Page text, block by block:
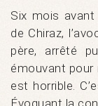
Six mois avant
de Chiraz,
père, arrêté
émouvant pour
est horrible.
Évoquant la